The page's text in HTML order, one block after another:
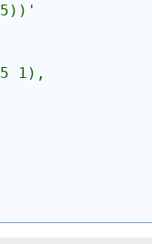
'
1),